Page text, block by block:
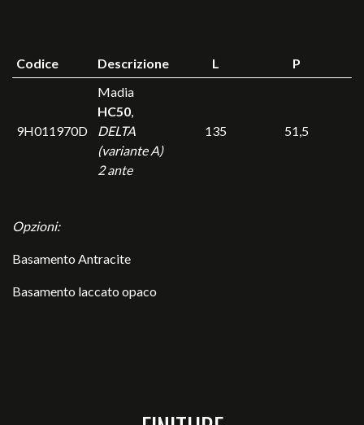
Codice Descrizione L P
9H011970D
Madia
HC50,
DELTA
(variante A)
2 ante
135 51,5
Opzioni:
Basamento Antracite
Basamento laccato opaco